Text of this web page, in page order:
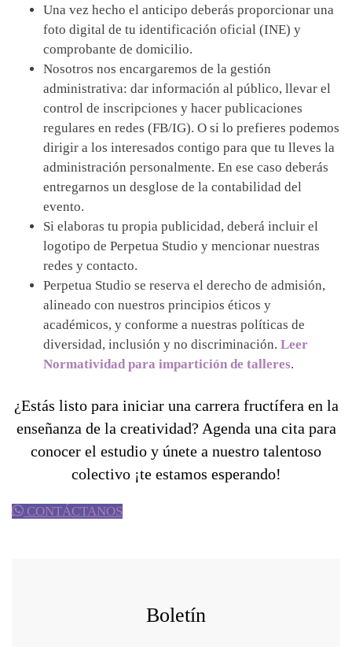
Una vez hecho el anticipo deberás proporcionar una
foto digital de tu identificación oficial (INE) y
comprobante de domicilio.
Nosotros nos encargaremos de la gestión
administrativa: dar información al público, llevar el
control de inscripciones y hacer publicaciones
regulares en redes (FB/IG). O si lo prefieres podemos
dirigir a los interesados contigo para que tu lleves la
administración personalmente. En ese caso deberás
entregarnos un desglose de la contabilidad del
evento.
Si elaboras tu propia publicidad, deberá incluir el
logotipo de Perpetua Studio y mencionar nuestras
redes y contacto.
Perpetua Studio se reserva el derecho de admisión,
alineado con nuestros principios éticos y
académicos, y conforme a nuestras políticas de
diversidad, inclusión y no discriminación. Leer
Normatividad para impartición de talleres.
¿Estás listo para iniciar una carrera fructífera en la
enseñanza de la creatividad? Agenda una cita para
conocer el estudio y únete a nuestro talentoso
colectivo ¡te estamos esperando!
CONTÁCTANOS
Boletín